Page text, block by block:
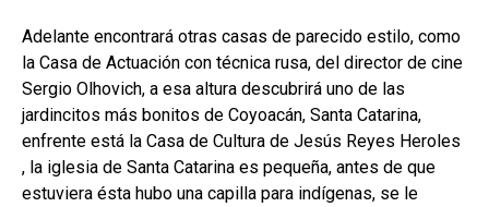
Adelante encontrará otras ca­sas de parecido estilo, como
la Ca­sa de Actuación con técnica rusa, del director de cine
Sergio Olho­vich, a esa altura descubrirá uno de las
jardincitos más bonitos de Coyoacán, Santa Catarina,
enfren­te está la Casa de Cultura de Je­sús Reyes Heroles
, la iglesia de Santa Catarina es pequeña, antes de que
estuviera ésta hubo una ca­pilla para indígenas, se le